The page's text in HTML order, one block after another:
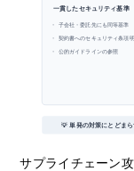
一貫したセキュリティ基準
・ 子会社・委託先にも同等基準
・ 契約書へのセキュリティ条項
・ 公的ガイドラインの参照
💡 単発の対策にとどま
サプライチェーン